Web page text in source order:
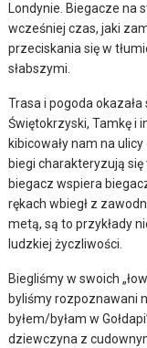
Londynie. Biegacze na
wcześniej czas, jaki
przeciskania się w
słabszymi.
Trasa i pogoda
Świętokrzyski, Tamkę i
kibicowały nam na
biegi charakteryzują
biegacz wspiera
rękach wbiegł z
metą, są to przykłady
ludzkiej życzliwości.
Biegliśmy w swoich
byliśmy rozpoznawani
byłem/byłam w
dziewczyna z